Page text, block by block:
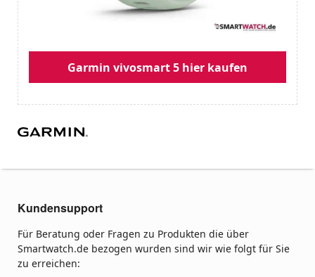
Garmin vivosmart 5 hier kaufen
Kundensupport
Für Beratung oder Fragen zu Produkten die über
Smartwatch.de bezogen wurden sind wir wie folgt für Sie
zu erreichen: